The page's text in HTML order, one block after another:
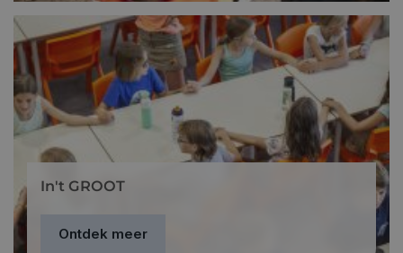
In't GROOT
Ontdek meer